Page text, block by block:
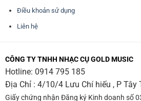
Điều khoản sử dụng
Liên hệ
CÔNG TY TNHH NHẠC CỤ GOLD MUSIC
Hotline: 0914 795 185
Địa Chỉ : 4/10/4 Lưu Chí hiếu , P Tây
Giấy chứng nhận Đăng ký Kinh doanh số